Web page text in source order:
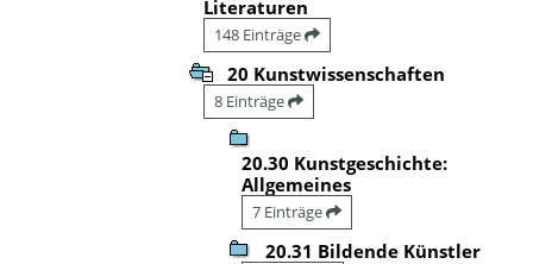
Literaturen
148 Einträge
20 Kunstwissenschaften
8 Einträge
20.30 Kunstgeschichte:
Allgemeines
7 Einträge
20.31 Bildende Künstler